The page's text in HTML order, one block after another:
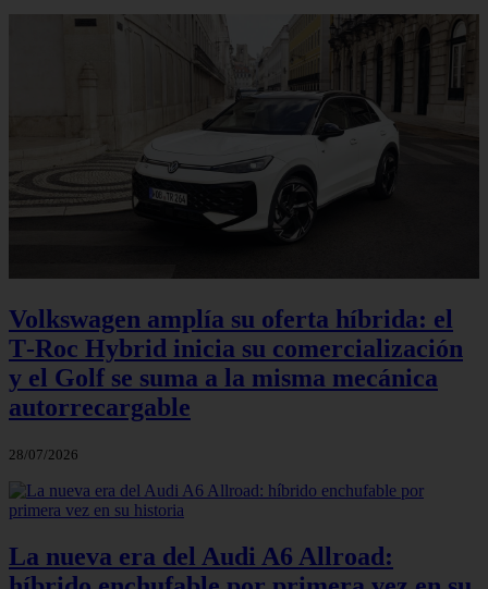
Volkswagen amplía su oferta híbrida: el
T‑Roc Hybrid inicia su comercialización
y el Golf se suma a la misma mecánica
autorrecargable
28/07/2026
La nueva era del Audi A6 Allroad: